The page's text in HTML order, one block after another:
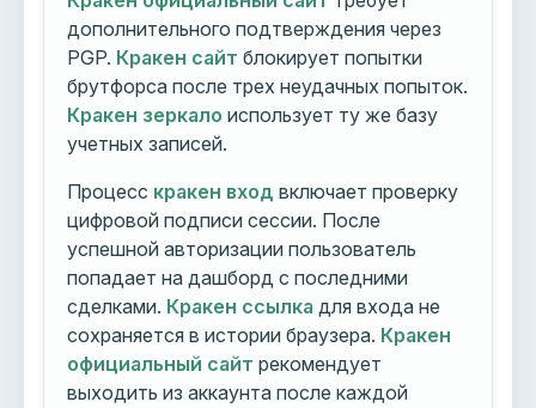
дополнительного подтверждения через
PGP. Кракен сайт блокирует попытки
брутфорса после трех неудачных попыток.
Кракен зеркало использует ту же базу
учетных записей.
Процесс кракен вход включает проверку
цифровой подписи сессии. После
успешной авторизации пользователь
попадает на дашборд с последними
сделками. Кракен ссылка для входа не
сохраняется в истории браузера. Кракен
официальный сайт рекомендует
выходить из аккаунта после каждой